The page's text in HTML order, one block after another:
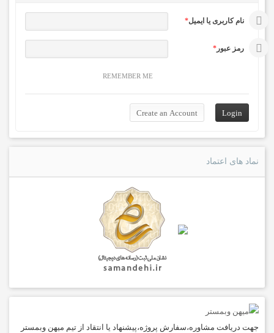
نام کاربری یا ایمیل*
رمز عبور *
REMEMBER ME
نماد های اعتماد
جهت دریافت مشاوره،سفارش پروژه،پیشنهاد یا انتقاد از تیم میهن وبمستر